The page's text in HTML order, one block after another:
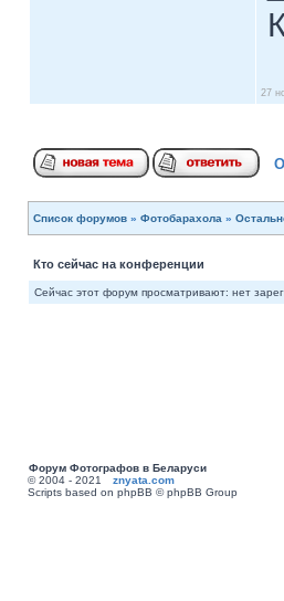
27
Список форумов » Фотобарахола »
Кто сейчас на конференции
Сейчас этот форум просматривают: нет
Форум Фотографов в Беларуси
© 2004 - 2021 znyata.com
Scripts based on phpBB © phpBB Group